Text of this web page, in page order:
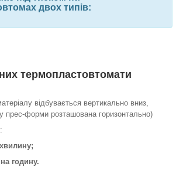
двох типів:
термопластовтомати
відбувається вертикально вниз,
прес-форми розташована горизонтально)
годину.